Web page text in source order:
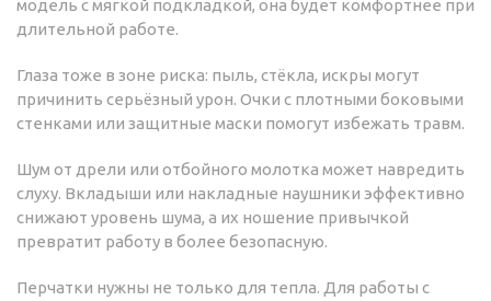
модель с мягкой подкладкой, она будет комфортнее при
длительной работе.
Глаза тоже в зоне риска: пыль, стёкла, искры могут
причинить серьёзный урон. Очки с плотными боковыми
стенками или защитные маски помогут избежать травм.
Шум от дрели или отбойного молотка может навредить
слуху. Вкладыши или накладные наушники эффективно
снижают уровень шума, а их ношение привычкой
превратит работу в более безопасную.
Перчатки нужны не только для тепла. Для работы с